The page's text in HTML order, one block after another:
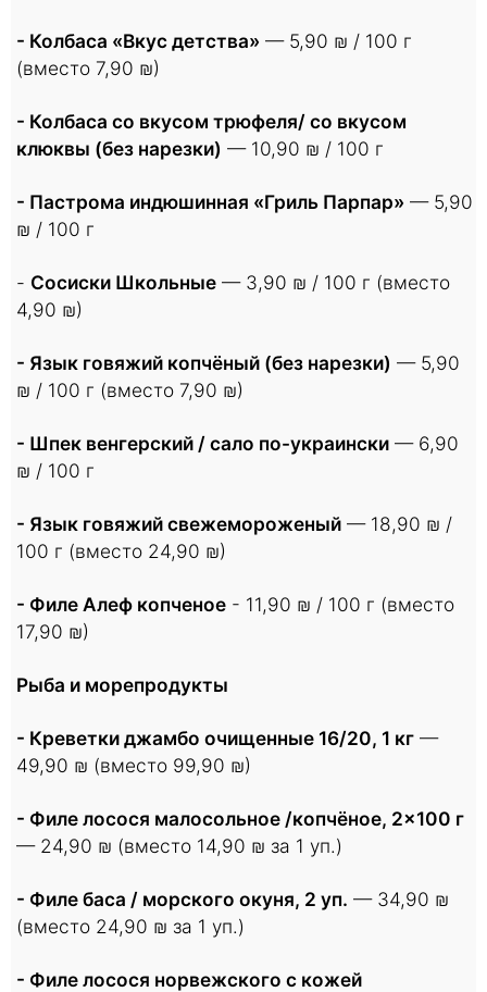
- Колбаса «Вкус детства» — 5,90 ₪ / 100 г
(вместо 7,90 ₪)
- Колбаса со вкусом трюфеля/ со вкусом
клюквы (без нарезки) — 10,90 ₪ / 100 г
- Пастрома индюшинная «Гриль Парпар» — 5,90
₪ / 100 г
- Сосиски Школьные — 3,90 ₪ / 100 г (вместо
4,90 ₪)
- Язык говяжий копчёный (без нарезки) — 5,90
₪ / 100 г (вместо 7,90 ₪)
- Шпек венгерский / сало по-украински — 6,90
₪ / 100 г
- Язык говяжий свежемороженый — 18,90 ₪ /
100 г (вместо 24,90 ₪)
- Филе Алеф копченое - 11,90 ₪ / 100 г (вместо
17,90 ₪)
Рыба и морепродукты
- Креветки джамбо очищенные 16/20, 1 кг —
49,90 ₪ (вместо 99,90 ₪)
- Филе лосося малосольное /копчёное, 2×100 г
— 24,90 ₪ (вместо 14,90 ₪ за 1 уп.)
- Филе баса / морского окуня, 2 уп. — 34,90 ₪
(вместо 24,90 ₪ за 1 уп.)
- Филе лосося норвежского с кожей